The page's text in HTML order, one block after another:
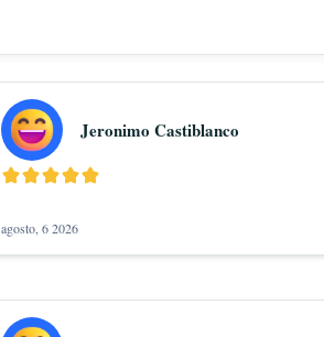
Jeronimo Castiblanco
agosto, 6 2026